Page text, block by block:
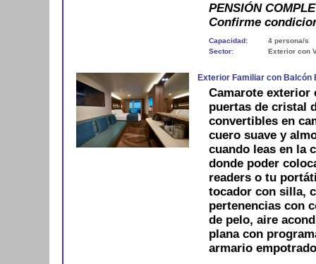
PENSIÓN
Confirme
Capacidad:
4 persona/s
Sector:
Exterior con
Exterior Familiar con Balcón
Camarote exterior
puertas de cristal
convertibles en
cuero suave y
cuando leas en la
donde poder
readers o tu
tocador con silla,
pertenencias con
de pelo, aire
plana con
armario